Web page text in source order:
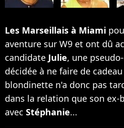
Les Marseillais à Miami
aventure sur W9 et ont dû
candidate Julie, une
décidée à ne faire de
blondinette n'a donc pas
dans la relation que son
avec Stéphanie...